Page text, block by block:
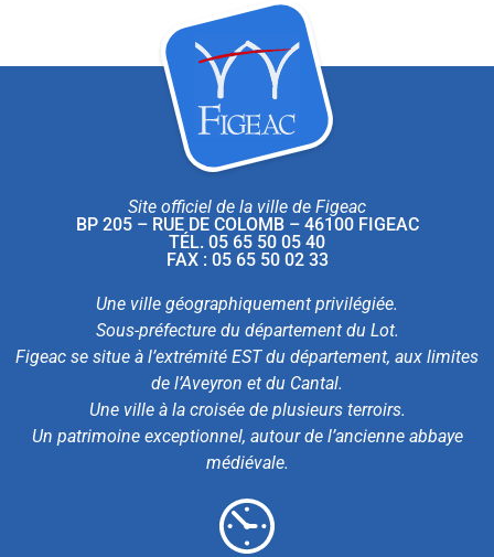
Site officiel de la ville de Figeac
BP 205 – RUE DE COLOMB – 46100 FIGEAC
TÉL. 05 65 50 05 40
FAX : 05 65 50 02 33
Une ville géographiquement privilégiée.
Sous-préfecture du département du Lot.
Figeac se situe à l’extrémité EST du département, aux limites
de l’Aveyron et du Cantal.
Une ville à la croisée de plusieurs terroirs.
Un patrimoine exceptionnel, autour de l’ancienne abbaye
médiévale.